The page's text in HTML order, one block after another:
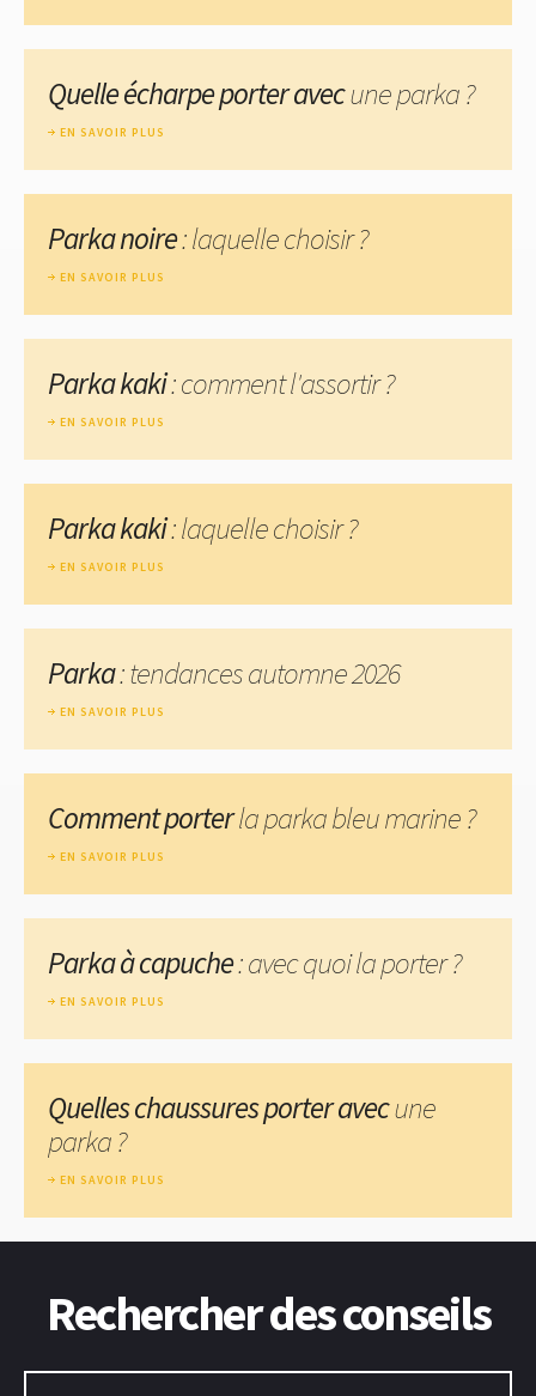
Quelle écharpe porter avecune parka ?
EN SAVOIR PLUS
Parka noire: laquelle choisir ?
EN SAVOIR PLUS
Parka kaki: comment l'assortir ?
EN SAVOIR PLUS
Parka kaki: laquelle choisir ?
EN SAVOIR PLUS
Parka: tendances automne 2026
EN SAVOIR PLUS
Comment porterla parka bleu marine ?
EN SAVOIR PLUS
Parka à capuche: avec quoi la porter ?
EN SAVOIR PLUS
Quelles chaussures porter avecune
parka ?
EN SAVOIR PLUS
Rechercher des conseils